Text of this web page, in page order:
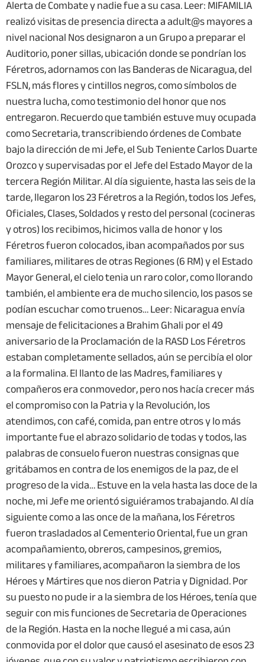
Alerta de Combate y nadie fue a su casa. Leer: MIFAMILIA
realizó visitas de presencia directa a adult@s mayores a
nivel nacional Nos designaron a un Grupo a preparar el
Auditorio, poner sillas, ubicación donde se pondrían los
Féretros, adornamos con las Banderas de Nicaragua, del
FSLN, más flores y cintillos negros, como símbolos de
nuestra lucha, como testimonio del honor que nos
entregaron. Recuerdo que también estuve muy ocupada
como Secretaria, transcribiendo órdenes de Combate
bajo la dirección de mi Jefe, el Sub Teniente Carlos Duarte
Orozco y supervisadas por el Jefe del Estado Mayor de la
tercera Región Militar. Al día siguiente, hasta las seis de la
tarde, llegaron los 23 Féretros a la Región, todos los Jefes,
Oficiales, Clases, Soldados y resto del personal (cocineras
y otros) los recibimos, hicimos valla de honor y los
Féretros fueron colocados, iban acompañados por sus
familiares, militares de otras Regiones (6 RM) y el Estado
Mayor General, el cielo tenia un raro color, como llorando
también, el ambiente era de mucho silencio, los pasos se
podían escuchar como truenos… Leer: Nicaragua envía
mensaje de felicitaciones a Brahim Ghali por el 49
aniversario de la Proclamación de la RASD Los Féretros
estaban completamente sellados, aún se percibía el olor
a la formalina. El llanto de las Madres, familiares y
compañeros era conmovedor, pero nos hacía crecer más
el compromiso con la Patria y la Revolución, los
atendimos, con café, comida, pan entre otros y lo más
importante fue el abrazo solidario de todas y todos, las
palabras de consuelo fueron nuestras consignas que
gritábamos en contra de los enemigos de la paz, de el
progreso de la vida… Estuve en la vela hasta las doce de la
noche, mi Jefe me orientó siguiéramos trabajando. Al día
siguiente como a las once de la mañana, los Féretros
fueron trasladados al Cementerio Oriental, fue un gran
acompañamiento, obreros, campesinos, gremios,
militares y familiares, acompañaron la siembra de los
Héroes y Mártires que nos dieron Patria y Dignidad. Por
su puesto no pude ir a la siembra de los Héroes, tenía que
seguir con mis funciones de Secretaria de Operaciones
de la Región. Hasta en la noche llegué a mi casa, aún
conmovida por el dolor que causó el asesinato de esos 23